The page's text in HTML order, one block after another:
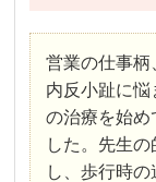
営業の仕事柄
内反小趾に
の治療を始め
した。先生
し、歩行時